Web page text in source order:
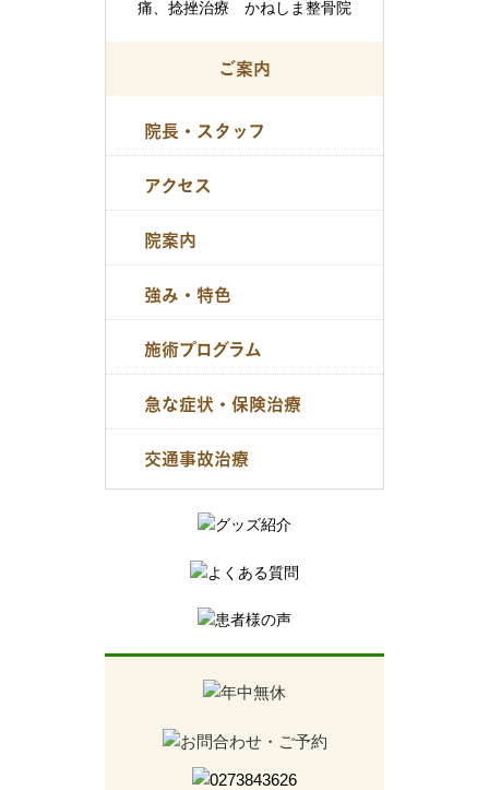
ご案内
院長・スタッフ
アクセス
院案内
強み・特色
施術プログラム
急な症状・保険治療
交通事故治療